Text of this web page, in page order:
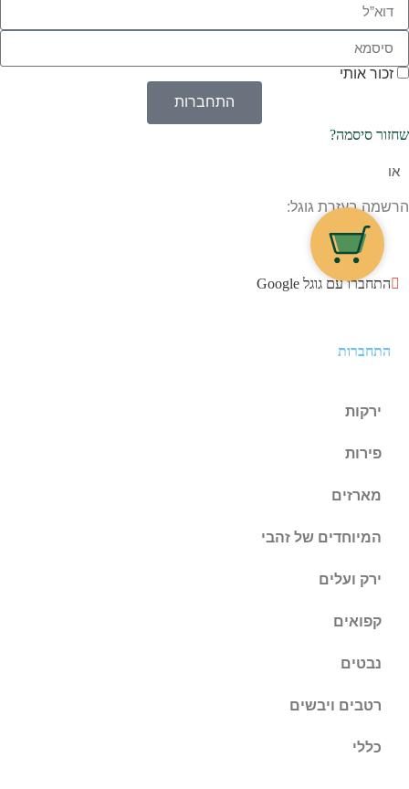
זכור אותי
התחברות
שחזור סיסמה?
או
הרשמה בעזרת גוגל:
התחברו עם גוגל Google
התחברות
ירקות
פירות
מארזים
המיוחדים של זהבי
ירק ועלים
קפואים
נבטים
רטבים ויבשים
כללי